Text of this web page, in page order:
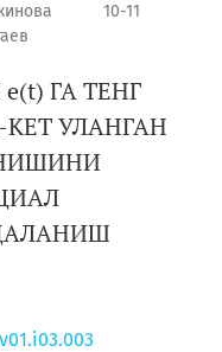
10-11
ГА ТЕНГ
УЛАНГАН